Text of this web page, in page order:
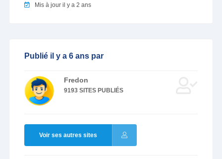
Mis à jour il y a 2 ans
Publié il y a 6 ans par
Fredon
9193 SITES PUBLIÉS
Voir ses autres sites